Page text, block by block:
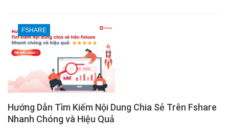
FSHARE
Hướng Dẫn Tìm Kiếm Nội Dung Chia Sẻ Trên Fshare
Nhanh Chóng và Hiệu Quả